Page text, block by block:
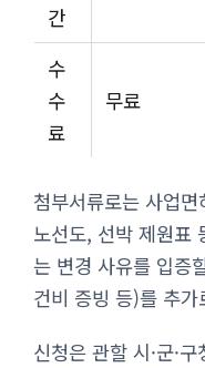
간
수
수
료
무료
첨부서류로는 사업
노선도, 선박 제원표
는 변경 사유를 입증
건비 증빙 등)를 추
신청은 관할 시·군·